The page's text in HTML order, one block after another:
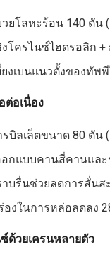
ยโลหะร้อน 140 ตัน
โครไนซ์ไฮดรอลิก +
งเบนแนวตั้งของทัพ
ต่อเนื่อง
บิลเล็ตขนาด 80 ตัน
กแบบคานสี่คานและ
บรื่นช่วยลดการสั่นส
งในการหล่อลดลง
ด้วยเครนหลายตัว